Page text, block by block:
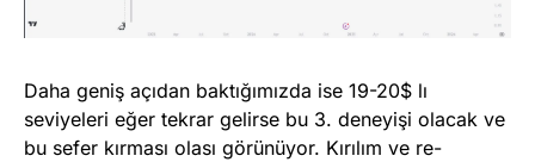
Daha geniş açıdan baktığımızda ise 19-20$ lı
seviyeleri eğer tekrar gelirse bu 3. deneyişi olacak ve
bu sefer kırması olası görünüyor. Kırılım ve re-